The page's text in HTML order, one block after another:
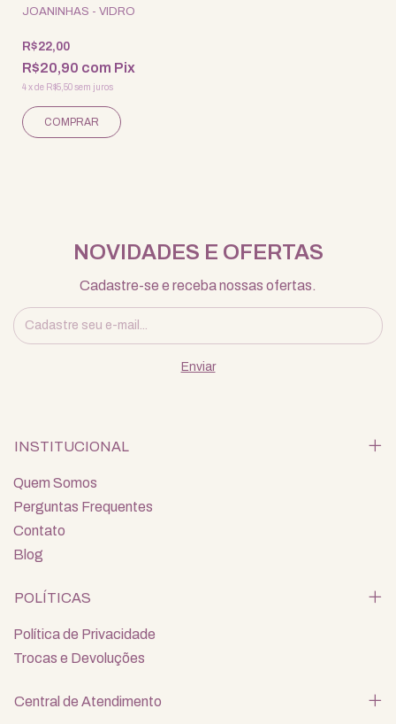
JOANINHAS - VIDRO
R$22,00
R$20,90 com Pix
4xde R$5,50sem juros
NOVIDADES E OFERTAS
Cadastre-se e receba nossas ofertas.
INSTITUCIONAL
Quem Somos
Perguntas Frequentes
Contato
Blog
POLÍTICAS
Política de Privacidade
Trocas e Devoluções
Central de Atendimento